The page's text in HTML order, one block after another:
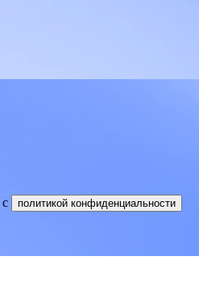
c
политикой конфиденциальности